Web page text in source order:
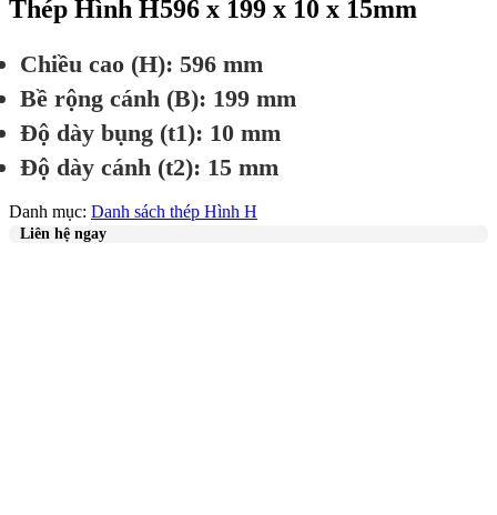
Thép Hình H596 x 199 x 10 x 15mm
Chiều cao (H): 596 mm
Bề rộng cánh (B): 199 mm
Độ dày bụng (t1): 10 mm
Độ dày cánh (t2): 15 mm
Danh mục: Danh sách thép Hình H
Liên hệ ngay